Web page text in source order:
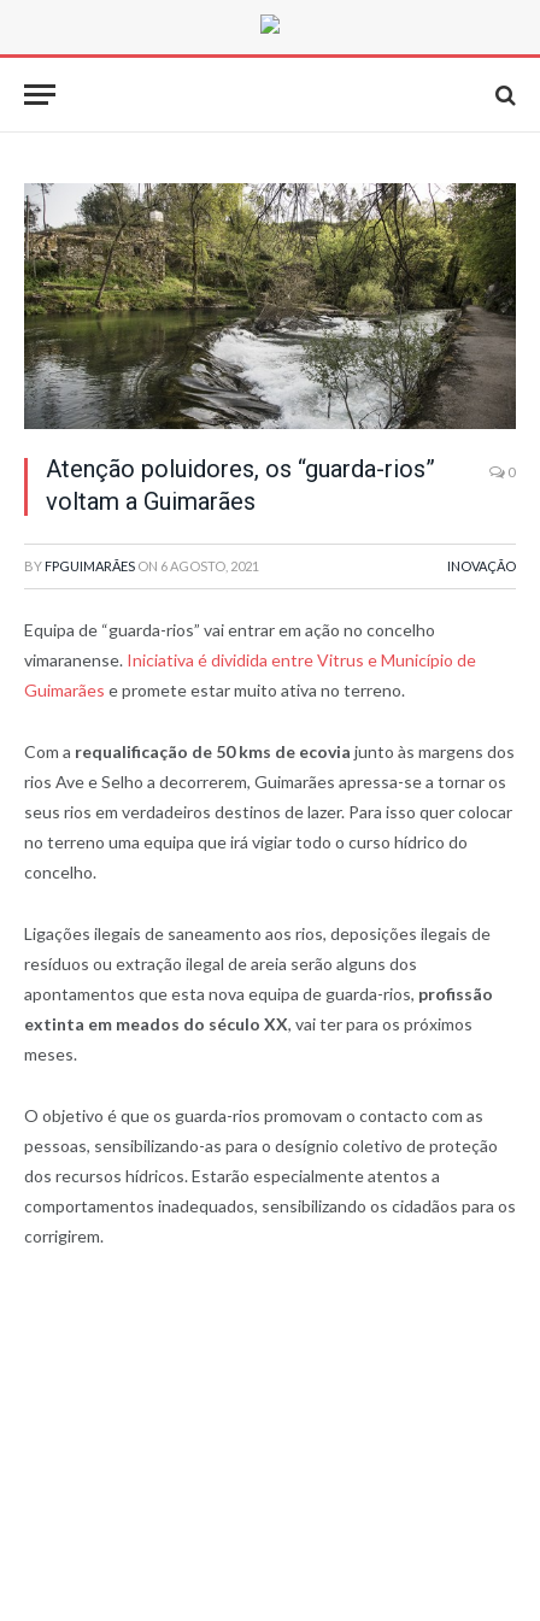
Atenção poluidores, os “guarda-rios”
voltam a Guimarães
0
BY FPGUIMARÃES ON 6 AGOSTO, 2021 INOVAÇÃO
Equipa de “guarda-rios” vai entrar em ação no concelho
vimaranense. Iniciativa é dividida entre Vitrus e Município de
Guimarães e promete estar muito ativa no terreno.
Com a requalificação de 50 kms de ecovia junto às margens dos
rios Ave e Selho a decorrerem, Guimarães apressa-se a tornar os
seus rios em verdadeiros destinos de lazer. Para isso quer colocar
no terreno uma equipa que irá vigiar todo o curso hídrico do
concelho.
Ligações ilegais de saneamento aos rios, deposições ilegais de
resíduos ou extração ilegal de areia serão alguns dos
apontamentos que esta nova equipa de guarda-rios, profissão
extinta em meados do século XX, vai ter para os próximos
meses.
O objetivo é que os guarda-rios promovam o contacto com as
pessoas, sensibilizando-as para o desígnio coletivo de proteção
dos recursos hídricos. Estarão especialmente atentos a
comportamentos inadequados, sensibilizando os cidadãos para os
corrigirem.